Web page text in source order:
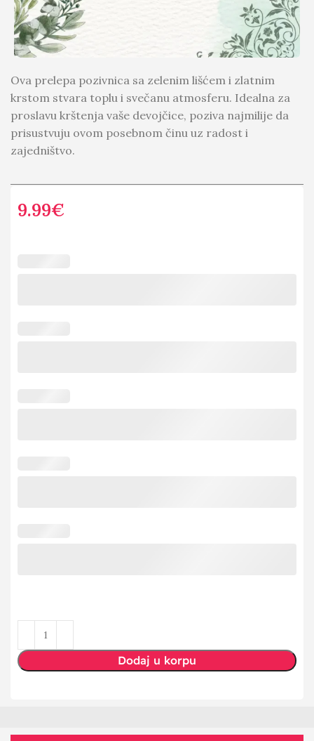
Ova prelepa pozivnica sa zelenim lišćem i zlatnim
krstom stvara toplu i svečanu atmosferu. Idealna za
proslavu krštenja vaše devojčice, poziva najmilije da
prisustvuju ovom posebnom činu uz radost i
zajedništvo.
9.99€
Dodaj u korpu